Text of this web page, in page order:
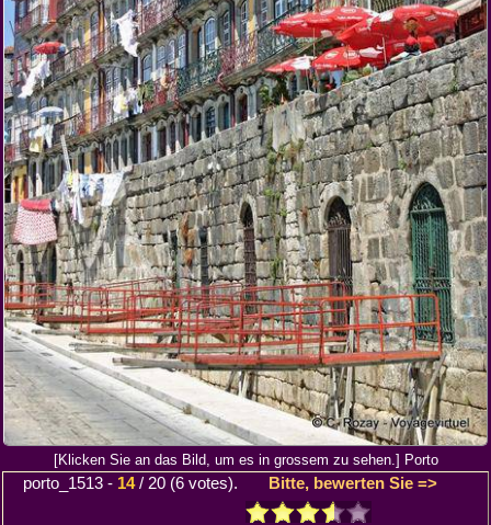
[Klicken Sie an das Bild, um es in grossem zu sehen.] Porto
porto_1513 - 14/ 20 (6 votes). Bitte, bewerten Sie =>